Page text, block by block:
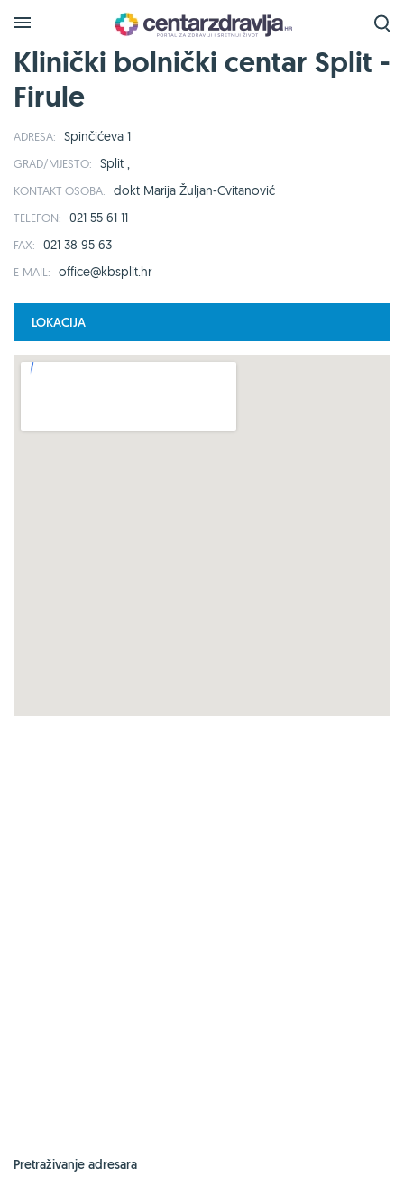
Klinički bolnički centar Split -
Firule
ADRESA: Spinčićeva 1
GRAD/MJESTO: Split ,
KONTAKT OSOBA: dokt Marija Žuljan-Cvitanović
TELEFON: 021 55 61 11
FAX: 021 38 95 63
E-MAIL: office@kbsplit.hr
LOKACIJA
Pretraživanje adresara